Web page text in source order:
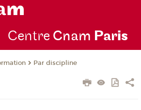
Centre Cnam Paris
Par discipline